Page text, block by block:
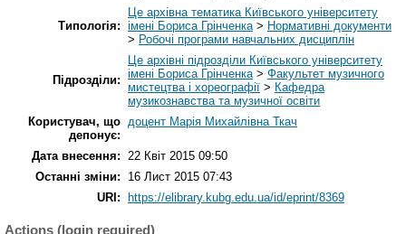
Типологія:
Це архівна тематика Київського університету
імені Бориса Грінченка> Нормативні документи
> Робочі програми навчальних дисциплін
Підрозділи:
Це архівні підрозділи Київського університету
імені Бориса Грінченка> Факультет музичного
мистецтва і хореографії > Кафедра
музикознавства та музичної освіти
Користувач, що
депонує:
доцент Марія Михайлівна Ткач
Дата внесення: 22 Квіт 2015 09:50
Останні зміни:
16 Лист 2015 07:43
URI:
https://elibrary.kubg.edu.ua/id/eprint/8369
Actions (login required)